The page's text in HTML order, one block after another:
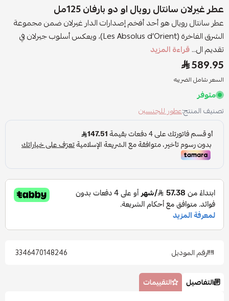
عطر غيرلان سانتال رويال او دو بارفان 125مل
عطر سانتال رويال هو أحد أفخم إصدارات الدار غيرلان ضمن مجموعة
الشرق الفاخرة (Les Absolus d’Orient)، ويعكس أسلوب جيرلان في
تقديم ال...قراءة المزيد
589.95
السعر شامل الضريبه
متوفر
تصنيف المنتج:عطور للجنسين
رقم الموديل 3346470148246
التفاصيل التقييمات